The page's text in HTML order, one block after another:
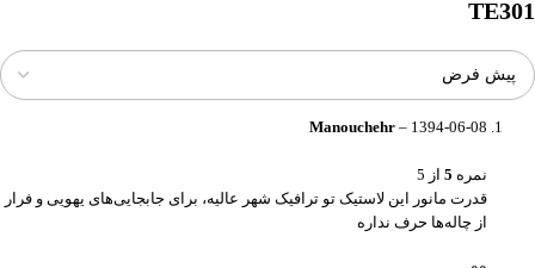
TE301
Manouchehr – 1394-06-08
نمره 5 از 5
قدرت مانور این لاستیک تو ترافیک شهر عالیه، برای جابجایی‌های یهویی و فرار
از چاله‌ها حرف نداره